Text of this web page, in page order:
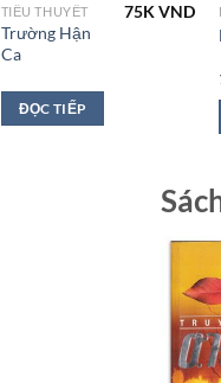
TIỂU THUYẾT
Trường Hận
Ca
75KVND
ĐỌC TIẾP